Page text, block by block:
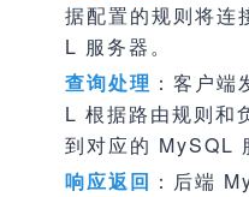
据配置的规则将连
L 服务器。
查询处理 ：客户
L 根据路由规则和
到对应的 MySQL
响应返回 ：后端